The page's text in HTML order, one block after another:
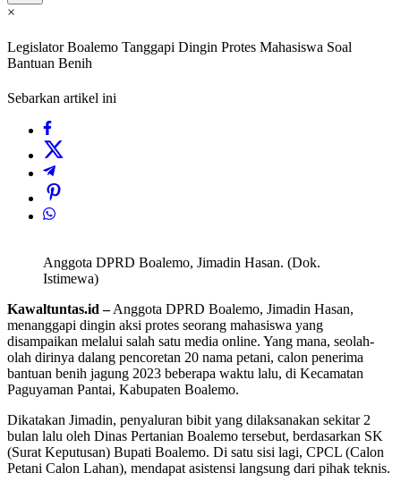
×
Legislator Boalemo Tanggapi Dingin Protes Mahasiswa Soal
Bantuan Benih
Sebarkan artikel ini
Anggota DPRD Boalemo, Jimadin Hasan. (Dok.
Istimewa)
Kawaltuntas.id –Anggota DPRD Boalemo, Jimadin Hasan,
menanggapi dingin aksi protes seorang mahasiswa yang
disampaikan melalui salah satu media online. Yang mana, seolah-
olah dirinya dalang pencoretan 20 nama petani, calon penerima
bantuan benih jagung 2023 beberapa waktu lalu, di Kecamatan
Paguyaman Pantai, Kabupaten Boalemo.
Dikatakan Jimadin, penyaluran bibit yang dilaksanakan sekitar 2
bulan lalu oleh Dinas Pertanian Boalemo tersebut, berdasarkan SK
(Surat Keputusan) Bupati Boalemo. Di satu sisi lagi, CPCL (Calon
Petani Calon Lahan), mendapat asistensi langsung dari pihak teknis.